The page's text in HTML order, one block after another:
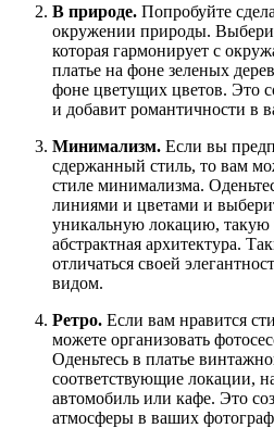
В природе. Попробуйте
окружении природы.
которая гармонирует с
платье на фоне зеленых
фоне цветущих цветов. Это
и добавит романтичности в
Минимализм. Если вы
сдержанный стиль, то вам
стиле минимализма.
линиями и цветами и
уникальную локацию, такую
абстрактная архитектура.
отличаться своей
видом.
Ретро. Если вам нравится
можете организовать
Оденьтесь в платье
соответствующие локации,
автомобиль или кафе. Это
атмосферы в ваших